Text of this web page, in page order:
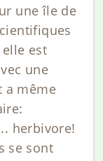
une île de
est
une
a même
herbivore!
se sont